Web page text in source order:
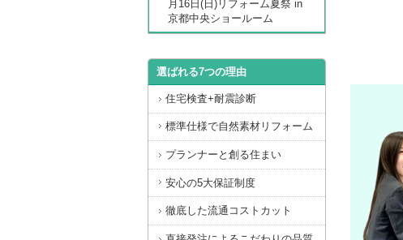
月16日(日)リフォーム夏祭 in
京都中央ショールーム
選ばれる7つの理由
住宅検査+耐震診断
標準仕様で自然素材リフォーム
プランナーと創る住まい
安心の5大保証制度
徹底した流通コストカット